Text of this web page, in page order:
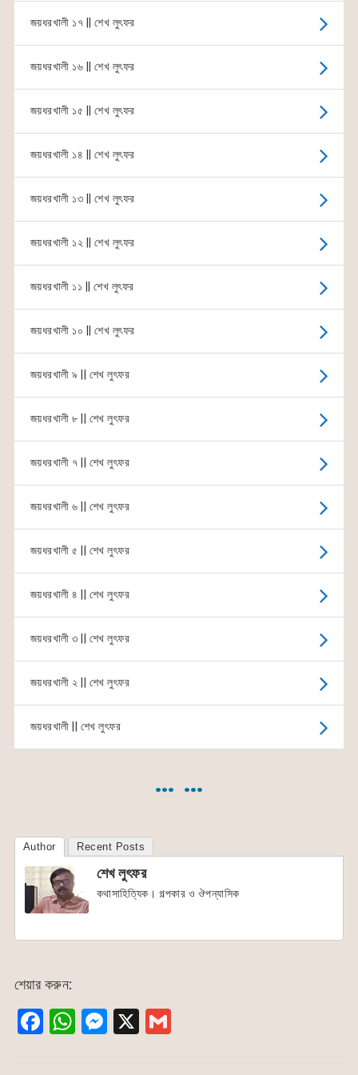
জয়ধরখালী ১৭ || শেখ লুৎফর
জয়ধরখালী ১৬ || শেখ লুৎফর
জয়ধরখালী ১৫ || শেখ লুৎফর
জয়ধরখালী ১৪ || শেখ লুৎফর
জয়ধরখালী ১৩ || শেখ লুৎফর
জয়ধরখালী ১২ || শেখ লুৎফর
জয়ধরখালী ১১ || শেখ লুৎফর
জয়ধরখালী ১০ || শেখ লুৎফর
জয়ধরখালী ৯ || শেখ লুৎফর
জয়ধরখালী ৮ || শেখ লুৎফর
জয়ধরখালী ৭ || শেখ লুৎফর
জয়ধরখালী ৬ || শেখ লুৎফর
জয়ধরখালী ৫ || শেখ লুৎফর
জয়ধরখালী ৪ || শেখ লুৎফর
জয়ধরখালী ৩ || শেখ লুৎফর
জয়ধরখালী ২ || শেখ লুৎফর
জয়ধরখালী || শেখ লুৎফর
… …
Author Recent Posts
শেখ লুৎফর
কথাসাহিত্যিক। গল্পকার ও ঔপন্যাসিক
শেয়ার করুন:
F W M X G